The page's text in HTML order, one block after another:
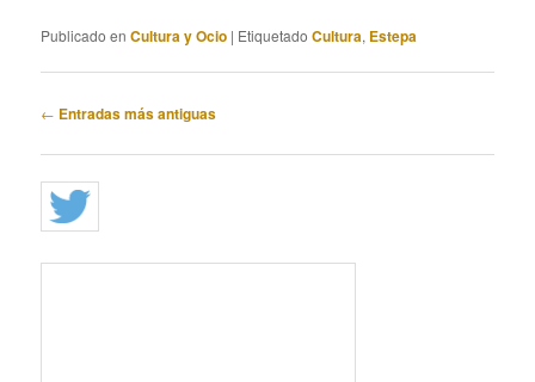
Publicado en Cultura y Ocio | Etiquetado Cultura, Estepa
Navegación
entradas
← Entradas más antiguas